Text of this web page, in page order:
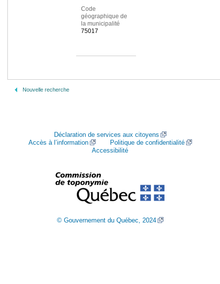
Code
géographique de
la municipalité
75017
Nouvelle recherche
Déclaration de services aux citoyens
Accès à l’information
Politique de confidentialité
Accessibilité
© Gouvernement du Québec, 2024